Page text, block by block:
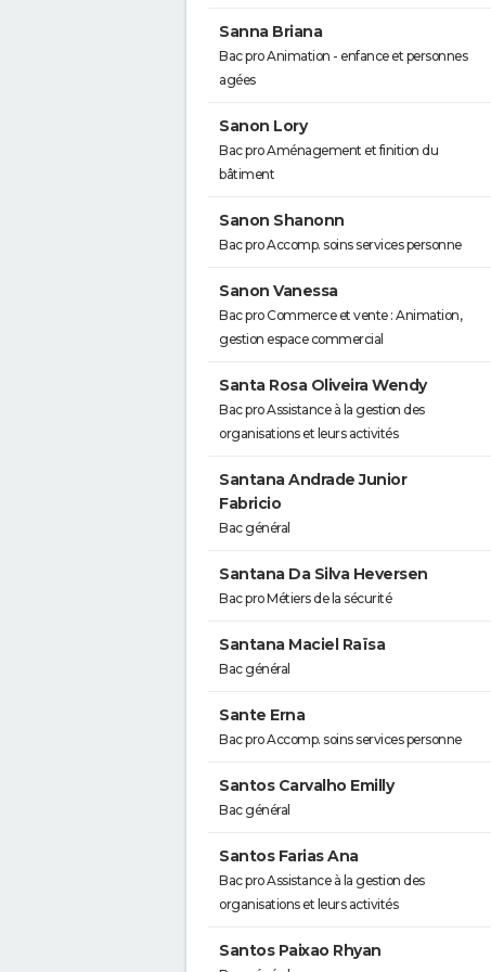
Sanna Briana
Bac pro Animation - enfance et personnes
agées
Sanon Lory
Bac pro Aménagement et finition du
bâtiment
Sanon Shanonn
Bac pro Accomp. soins services personne
Sanon Vanessa
Bac pro Commerce et vente : Animation,
gestion espace commercial
Santa Rosa Oliveira Wendy
Bac pro Assistance à la gestion des
organisations et leurs activités
Santana Andrade Junior
Fabricio
Bac général
Santana Da Silva Heversen
Bac pro Métiers de la sécurité
Santana Maciel Raïsa
Bac général
Sante Erna
Bac pro Accomp. soins services personne
Santos Carvalho Emilly
Bac général
Santos Farias Ana
Bac pro Assistance à la gestion des
organisations et leurs activités
Santos Paixao Rhyan